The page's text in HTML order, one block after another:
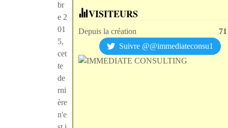
br
e 2
01
5,
cet
te
de
rni
ère
n'e
VISITEURS
Depuis la création
Suivre @@immediateconsu1